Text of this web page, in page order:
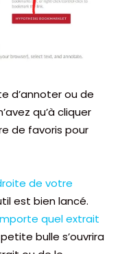
d’annoter ou de
qu’à cliquer
de favoris pour
de votre
est bien lancé.
quel extrait
bulle s’ouvrira